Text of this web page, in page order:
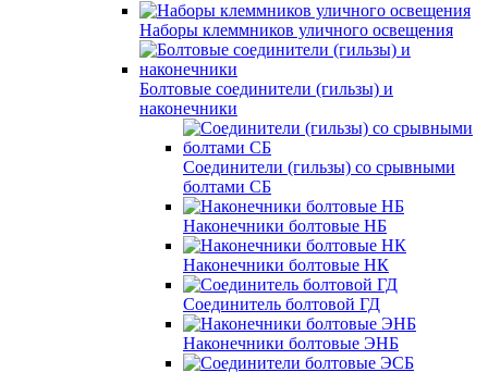
Наборы клеммников уличного освещения
Болтовые соединители (гильзы) и
наконечники
Соединители (гильзы) со срывными
болтами СБ
Наконечники болтовые НБ
Наконечники болтовые НК
Соединитель болтовой ГД
Наконечники болтовые ЭНБ